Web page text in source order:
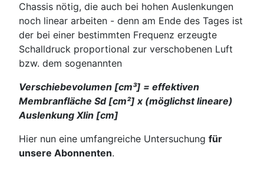
Chassis nötig, die auch bei hohen Auslenkungen
noch linear arbeiten - denn am Ende des Tages ist
der bei einer bestimmten Frequenz erzeugte
Schalldruck proportional zur verschobenen Luft
bzw. dem sogenannten
Verschiebevolumen [cm³] = effektiven
Membranfläche Sd [cm²] x (möglichst lineare)
Auslenkung Xlin [cm]
Hier nun eine umfangreiche Untersuchung für
unsere Abonnenten.